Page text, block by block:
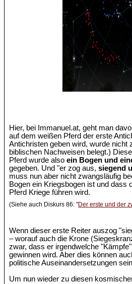
Hier, bei Immanuel.at, geht man
auf dem weißen Pferd der erste
Antichristen geben wird, wurde nicht
biblischen Nachweisen belegt.)
Pferd wurde alsoein Bogen und
gegeben. Und "er zog aus,siegend
muss nun aber nicht zwangsläufig
Bogen ein Kriegsbogen ist und dass
Pferd Kriege führen wird.
(Siehe auch Diskurs 86: "Der erste und der
Wenn dieser erste Reiter auszog
– worauf auch die Krone
zwar, dass er irgendwelche
gewinnen wird. Aber dies können
politische Auseinandersetzungen
Um nun wieder zu diesen